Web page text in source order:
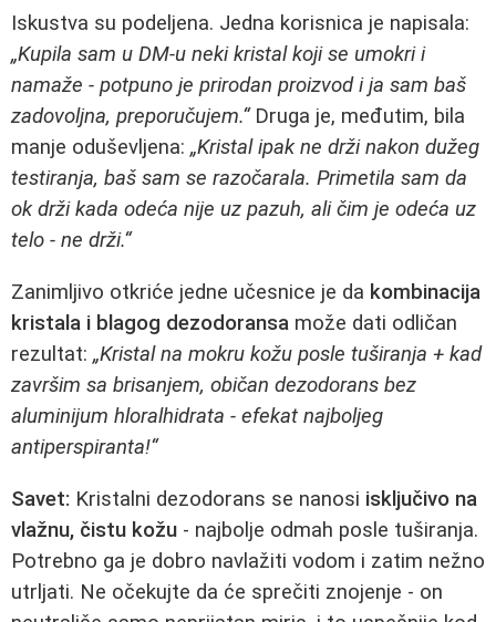
Iskustva su podeljena. Jedna korisnica je napisala:
„Kupila sam u DM-u neki kristal koji se umokri i
namaže - potpuno je prirodan proizvod i ja sam baš
zadovoljna, preporučujem.“Druga je, međutim, bila
manje oduševljena: „Kristal ipak ne drži nakon dužeg
testiranja, baš sam se razočarala. Primetila sam da
ok drži kada odeća nije uz pazuh, ali čim je odeća uz
telo - ne drži.“
Zanimljivo otkriće jedne učesnice je da kombinacija
kristala i blagog dezodoransa može dati odličan
rezultat: „Kristal na mokru kožu posle tuširanja + kad
završim sa brisanjem, običan dezodorans bez
aluminijum hloralhidrata - efekat najboljeg
antiperspiranta!“
Savet: Kristalni dezodorans se nanosi isključivo na
vlažnu, čistu kožu - najbolje odmah posle tuširanja.
Potrebno ga je dobro navlažiti vodom i zatim nežno
utrljati. Ne očekujte da će sprečiti znojenje - on